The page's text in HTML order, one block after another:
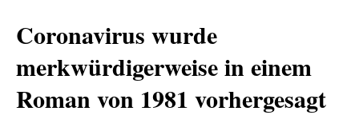
Coronavirus wurde
merkwürdigerweise in einem
Roman von 1981 vorhergesagt